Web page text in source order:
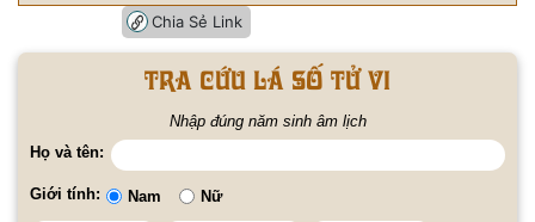
Chia Sẻ Link
Tra cứu lá số tử vi
Nhập đúng năm sinh âm lịch
Họ và tên:
Giới tính: Nam Nữ